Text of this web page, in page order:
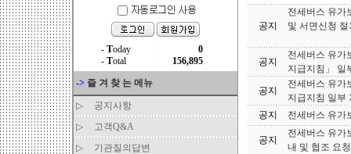
-> 즐 겨 찾 는 메뉴
▷
공지사항
▷
고객Q&A
▷
기관질의답변
공지
전세버스 유가
및 서면신청
공지
전세버스 유가
지급지침」 일
공지
전세버스 유가
지급지침 일부
공지
전세버스 유가
공지
전세버스 유가
내 및 협조 요청